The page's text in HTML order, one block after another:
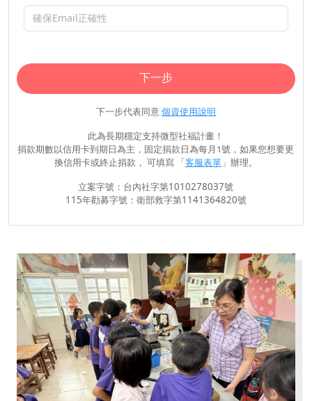
下一步
下一步代表同意個資使用說明
此為長期穩定支持微型社福計畫！
捐款期數以信用卡到期日為主，固定捐款日為每月1號，如果您想要更
換信用卡或終止捐款， 可填寫 「客服表單」辦理。
立案字號：台內社字第1010278037號
115年勸募字號：衛部救字第1141364820號